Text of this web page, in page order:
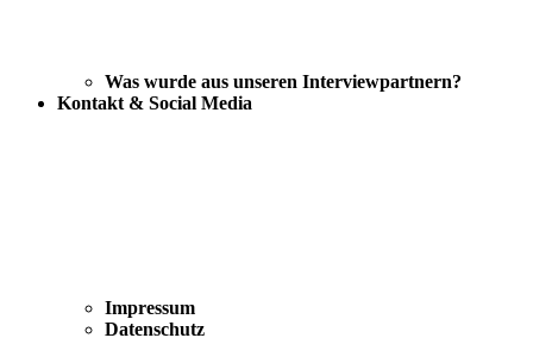
Was wurde aus unseren Interviewpartnern?
Kontakt & Social Media
Impressum
Datenschutz